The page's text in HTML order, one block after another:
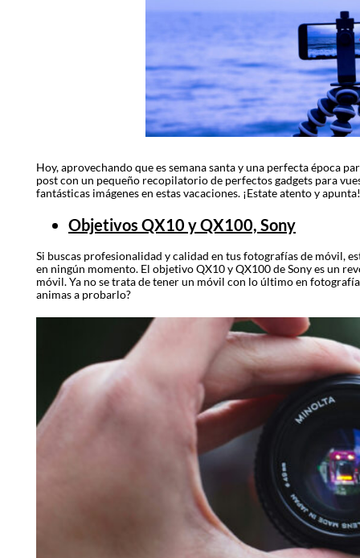
Hoy, aprovechando que es semana santa y una perfecta época
post con un pequeño recopilatorio de perfectos gadgets para
fantásticas imágenes en estas vacaciones. ¡Estate atento y apunta!
Objetivos QX10 y QX100, Sony
Si buscas profesionalidad y calidad en tus fotografías de móvil,
en ningún momento. El objetivo QX10 y QX100 de Sony es un
móvil. Ya no se trata de tener un móvil con lo último en
animas a probarlo?